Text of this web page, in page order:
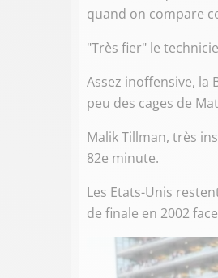
quand on compare
"Très fier" le
Assez inoffensive,
peu des cages de
Malik Tillman, très
82e minute.
Les Etats-Unis
de finale en 2002